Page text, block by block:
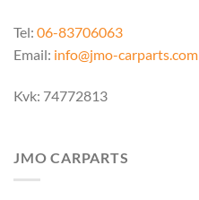
Tel: 06-83706063
Email: info@jmo-carparts.com
Kvk: 74772813
JMO CARPARTS